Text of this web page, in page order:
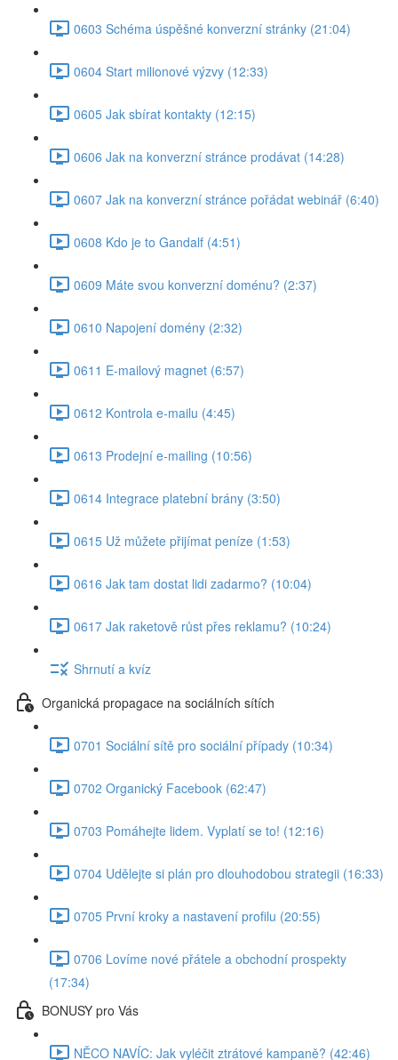
0603 Schéma úspěšné konverzní stránky (21:04)
0604 Start milionové výzvy (12:33)
0605 Jak sbírat kontakty (12:15)
0606 Jak na konverzní stránce prodávat (14:28)
0607 Jak na konverzní stránce pořádat webinář (6:40)
0608 Kdo je to Gandalf (4:51)
0609 Máte svou konverzní doménu? (2:37)
0610 Napojení domény (2:32)
0611 E-mailový magnet (6:57)
0612 Kontrola e-mailu (4:45)
0613 Prodejní e-mailing (10:56)
0614 Integrace platební brány (3:50)
0615 Už můžete přijímat peníze (1:53)
0616 Jak tam dostat lidi zadarmo? (10:04)
0617 Jak raketově růst přes reklamu? (10:24)
Shrnutí a kvíz
Organická propagace na sociálních sítích
0701 Sociální sítě pro sociální případy (10:34)
0702 Organický Facebook (62:47)
0703 Pomáhejte lidem. Vyplatí se to! (12:16)
0704 Udělejte si plán pro dlouhodobou strategii (16:33)
0705 První kroky a nastavení profilu (20:55)
0706 Lovíme nové přátele a obchodní prospekty
(17:34)
BONUSY pro Vás
NĚCO NAVÍC: Jak vyléčit ztrátové kampaně? (42:46)